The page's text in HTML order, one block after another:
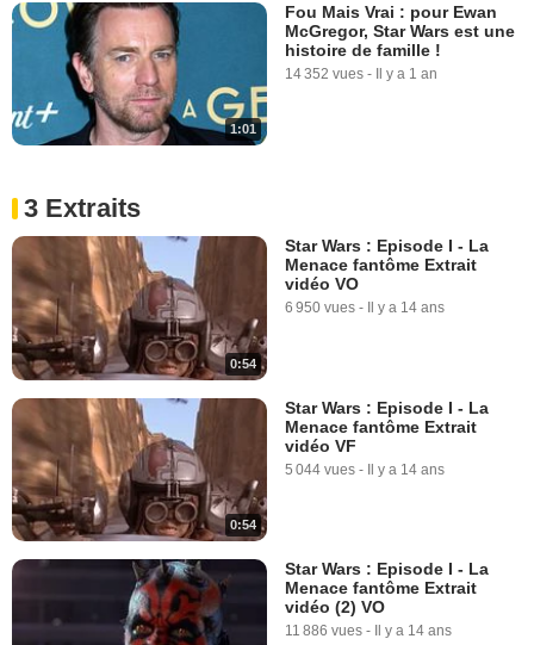
1:01
Fou Mais Vrai : pour Ewan
McGregor, Star Wars est une
histoire de famille !
14 352 vues - Il y a 1 an
3 Extraits
0:54
Star Wars : Episode I - La
Menace fantôme Extrait
vidéo VO
6 950 vues - Il y a 14 ans
0:54
Star Wars : Episode I - La
Menace fantôme Extrait
vidéo VF
5 044 vues - Il y a 14 ans
Star Wars : Episode I - La
Menace fantôme Extrait
vidéo (2) VO
11 886 vues - Il y a 14 ans